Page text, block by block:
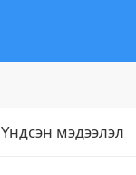
Үндсэн мэдээлэл